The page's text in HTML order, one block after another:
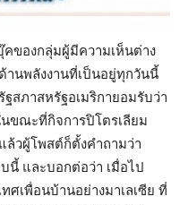
ของกลุ่มผู้มีความเห็นต่าง
านพลังงานที่เป็นอยู่ทุกวันนี้
ฐสภาสหรัฐอเมริกายอมรับว่า
นขณะที่กิจการปิโตรเลียม
ล้วผู้โพสต์ก็ตั้งคำถามว่า
นี้ และบอกต่อว่า เมื่อไป
ศเพื่อนบ้านอย่างมาเลเซีย ที่